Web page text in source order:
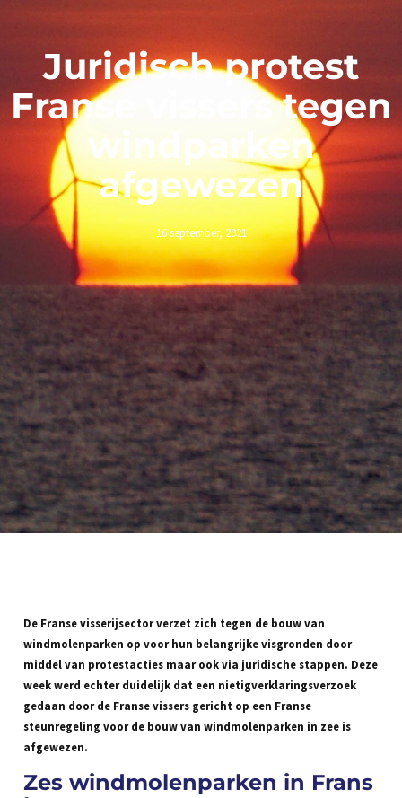
Juridisch protest
Franse vissers tegen
windparken
afgewezen
16 september, 2021
De Franse visserijsector verzet zich tegen de bouw van
windmolenparken op voor hun belangrijke visgronden door
middel van protestacties maar ook via juridische stappen. Deze
week werd echter duidelijk dat een nietigverklaringsverzoek
gedaan door de Franse vissers gericht op een Franse
steunregeling voor de bouw van windmolenparken in zee is
afgewezen.
Zes windmolenparken in Frans